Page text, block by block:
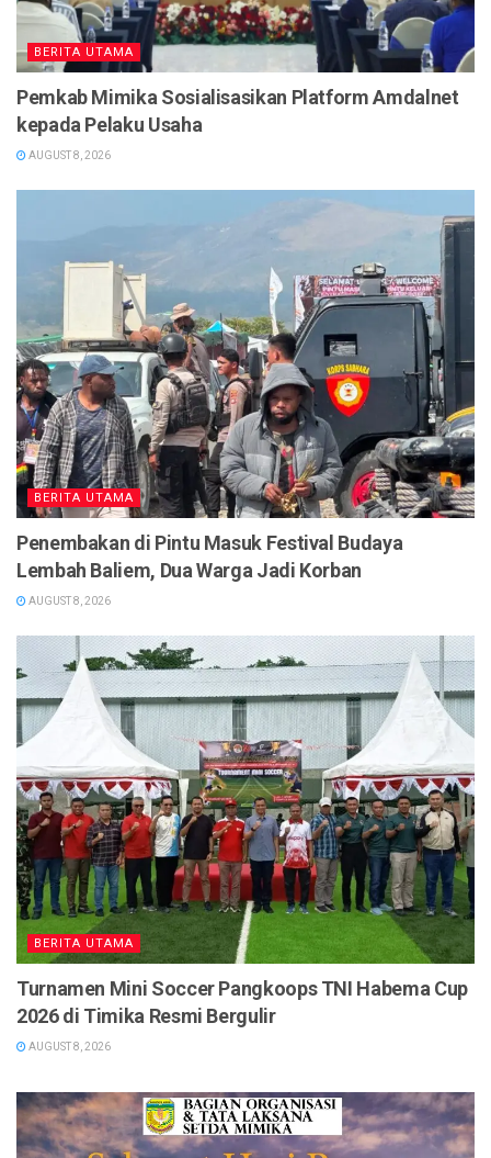
BERITA UTAMA
Pemkab Mimika Sosialisasikan Platform Amdalnet
kepada Pelaku Usaha
AUGUST 8, 2026
BERITA UTAMA
Penembakan di Pintu Masuk Festival Budaya
Lembah Baliem, Dua Warga Jadi Korban
AUGUST 8, 2026
BERITA UTAMA
Turnamen Mini Soccer Pangkoops TNI Habema Cup
2026 di Timika Resmi Bergulir
AUGUST 8, 2026